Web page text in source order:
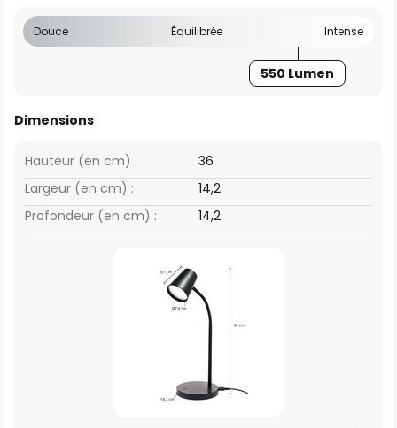
Douce Équilibrée Intense
550 Lumen
Dimensions
Largeur (en cm) : 14,2
Hauteur (en cm) : 36
Profondeur (en cm) : 14,2